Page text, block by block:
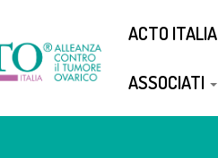
ACTO ITALIA
ASSOCIATI